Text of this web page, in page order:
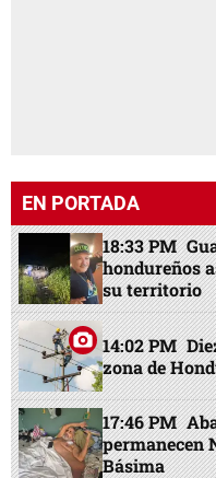
EN PORTADA
18:33 PM
hondureños
su territorio
14:02 PM
zona de
17:46 PM
permanecen
Básima